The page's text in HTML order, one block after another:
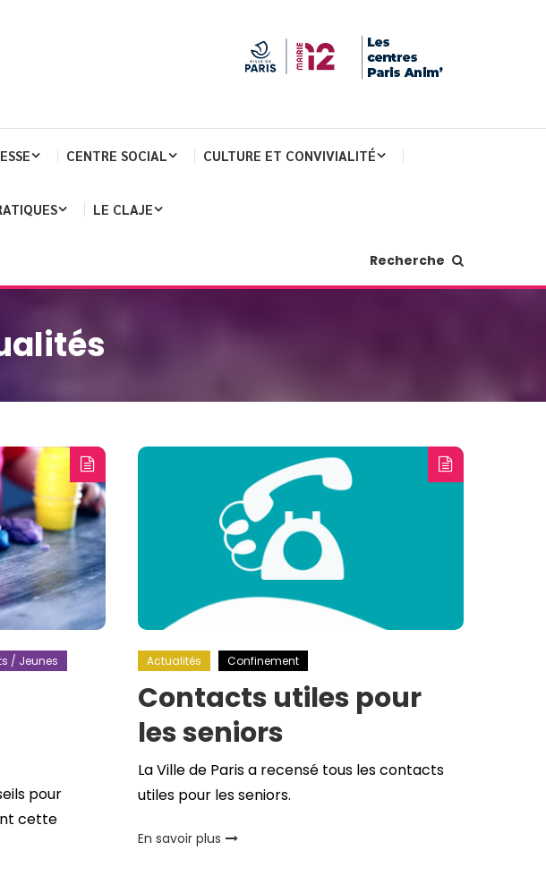
CENTRE SOCIAL CULTURE ET CONVIVIALITÉ
LE CLAJE
Recherche
/ Jeunes
pour
cette
Actualités Confinement
Contacts utiles pour
les seniors
La Ville de Paris a recensé tous les contacts
utiles pour les seniors.
En savoir plus